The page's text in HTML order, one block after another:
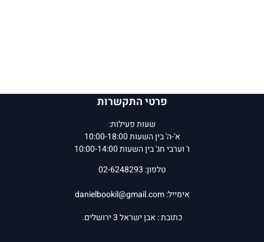
פרטי התקשרות
שעות פעילות:
א'-ה' בין השעות 10:00-18:00
ו' וערבי חג' בין השעות 10:00-14:00
טלפון: 02-6248293
אימייל:danielbookil@gmail.com
כתובת : אבן ישראל 3 ירושלים.